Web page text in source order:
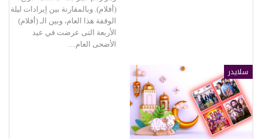
(أفلام). وبالمقارنة بين إيرادات ليلة
الوقفة هذا العام، وبين الـ (أفلام)
الأربعة التى عرضت في عيد
الأضحى العام…
سلايدر